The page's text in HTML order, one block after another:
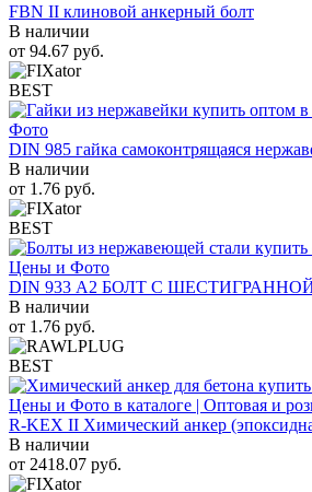
FBN II клиновой анкерный болт
В наличии
от 94.67 руб.
BEST
DIN 985 гайка самоконтрящаяся
В наличии
от 1.76 руб.
BEST
DIN 933 А2 БОЛТ С
В наличии
от 1.76 руб.
BEST
R-KEX II Химический анкер
В наличии
от 2418.07 руб.